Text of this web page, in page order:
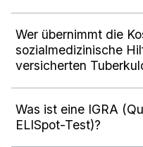
Wer übernimmt die
sozialmedizinische
versicherten
Was ist eine IGRA
ELISpot-Test)?